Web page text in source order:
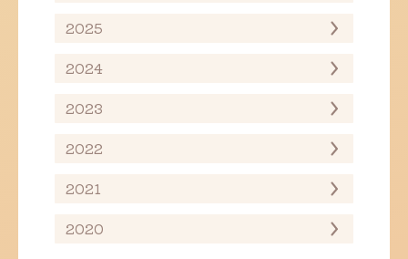
2025
2024
2023
2022
2021
2020